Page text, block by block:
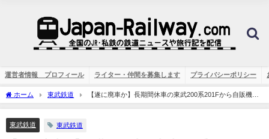
運営者情報 プロフィール ライター・仲間を募集します プライバシーポリシー
ホーム 東武鉄道
【遂に廃車か】長期間休車の東武200系201Fから自販機や
座席ヘッドカバー撤去
東武鉄道 東武鉄道